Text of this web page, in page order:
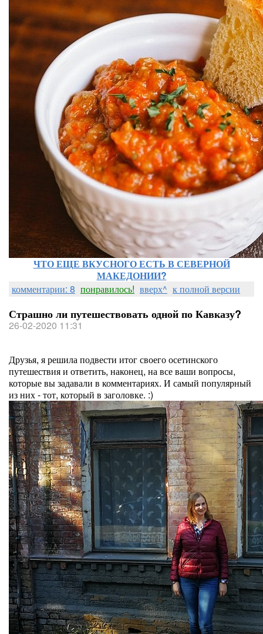
ЧТО ЕЩЕ ВКУСНОГО ЕСТЬ В СЕВЕРНОЙ
МАКЕДОНИИ?
комментарии: 8 понравилось! вверх^ к полной версии
Страшно ли путешествовать одной по Кавказу?
26-02-2020 11:31
Друзья, я решила подвести итог своего осетинского
путешествия и ответить, наконец, на все ваши вопросы,
которые вы задавали в комментариях. И самый популярный
из них - тот, который в заголовке. :)